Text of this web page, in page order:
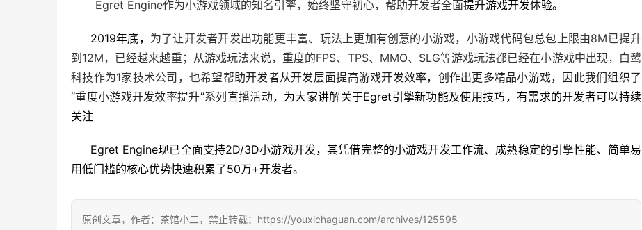
Egret Engine作为小游戏领域的知名引擎，始终坚守初心，帮助开发者全面提升游戏开发体验。
2019年底， 为了让开发者开发出功能更丰富、玩法上更加有创意的小游戏，小游戏代码包总包上限由8M已提升
到12M，已经越来越重；从游戏玩法来说，重度的FPS、TPS、MMO、SLG等游戏玩法都已经在小游戏中出现，白鹭
科技作为1家技术公司，也希望帮助开发者从开发层面提高游戏开发效率，创作出更多精品小游戏，因此我们组织了
“重度小游戏开发效率提升”系列直播活动， 为大家讲解关于Egret引擎新功能及使用技巧，有需求的开发者可以持续
关注
Egret Engine现已全面支持2D/3D小游戏开发，其凭借完整的小游戏开发工作流、成熟稳定的引擎性能、简单易
用低门槛的核心优势快速积累了50万+开发者。
原创文章，作者：茶馆小二，禁止转载：https://youxichaguan.com/archives/125595